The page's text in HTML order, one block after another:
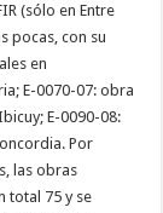
(sólo en Entre
pocas, con su
en
E-0070-07: obra
E-0090-08:
Por
las obras
total 75 y se